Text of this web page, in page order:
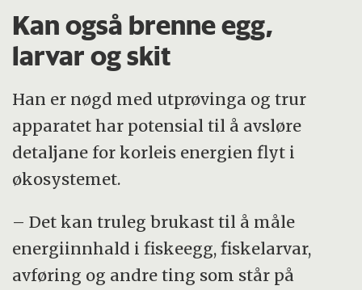
Kan også brenne egg,
larvar og skit
Han er nøgd med utprøvinga og trur
apparatet har potensial til å avsløre
detaljane for korleis energien flyt i
økosystemet.
– Det kan truleg brukast til å måle
energiinnhald i fiskeegg, fiskelarvar,
avføring og andre ting som står på